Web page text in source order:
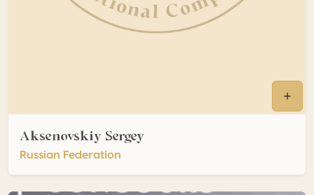
Aksenovskiy Sergey
Russian Federation